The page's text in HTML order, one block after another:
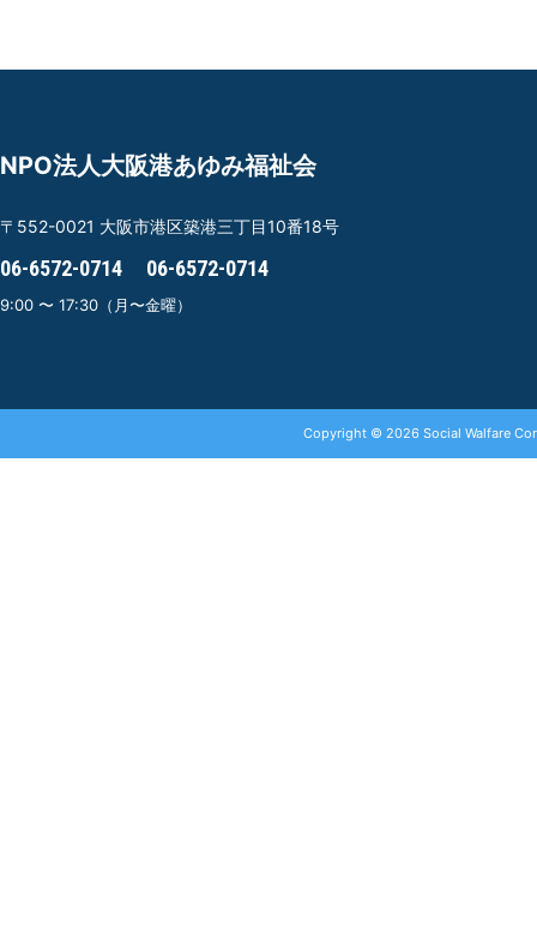
NPO法人大阪港あゆみ福祉会
〒552-0021 大阪市港区築港三丁目10番18号
06-6572-0714 06-6572-0714
9:00 〜 17:30（月〜金曜）
Copyright © 2026 Social Walfare